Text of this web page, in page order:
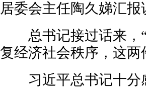
居委会主任陶久娣汇报
总书记接过话来，“
复经济社会秩序，这
习近平总书记十分